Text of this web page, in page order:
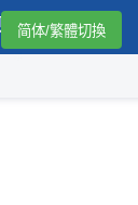
频
简体/繁體切換